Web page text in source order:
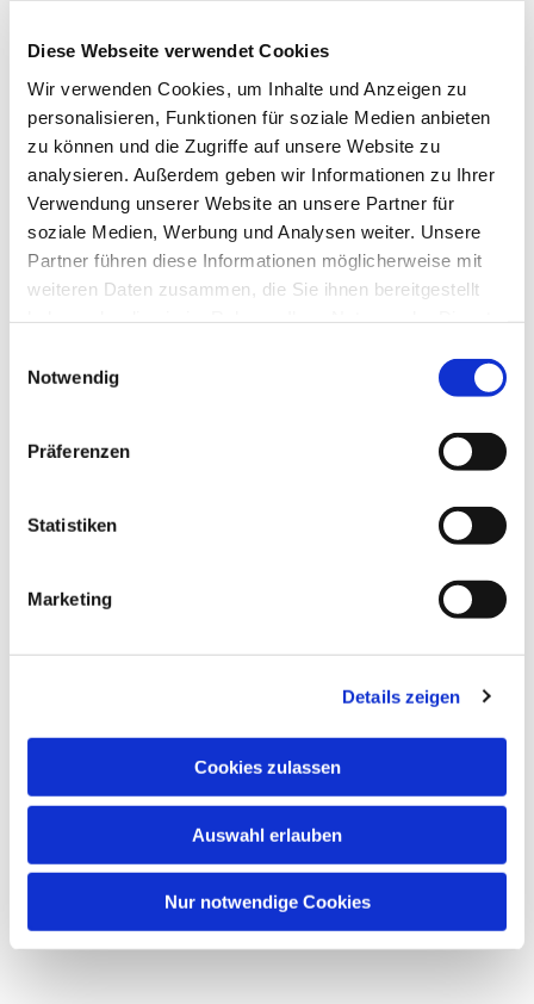
Diese Webseite verwendet Cookies
Wir verwenden Cookies, um Inhalte und Anzeigen zu
personalisieren, Funktionen für soziale Medien anbieten
zu können und die Zugriffe auf unsere Website zu
analysieren. Außerdem geben wir Informationen zu Ihrer
Verwendung unserer Website an unsere Partner für
soziale Medien, Werbung und Analysen weiter. Unsere
Partner führen diese Informationen möglicherweise mit
weiteren Daten zusammen, die Sie ihnen bereitgestellt
Notwendig
Präferenzen
Statistiken
Marketing
Details zeigen
Cookies zulassen
Auswahl erlauben
Nur notwendige Cookies